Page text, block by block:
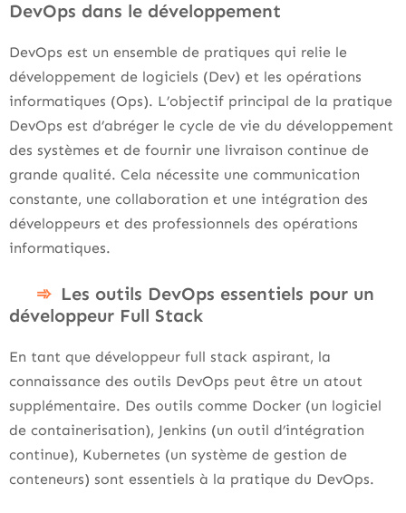
DevOps dans le développement
DevOps est un ensemble de pratiques qui relie le
développement de logiciels (Dev) et les opérations
informatiques (Ops). L’objectif principal de la pratique
DevOps est d’abréger le cycle de vie du développement
des systèmes et de fournir une livraison continue de
grande qualité. Cela nécessite une communication
constante, une collaboration et une intégration des
développeurs et des professionnels des opérations
informatiques.
Les outils DevOps essentiels pour un
développeur Full Stack
En tant que développeur full stack aspirant, la
connaissance des outils DevOps peut être un atout
supplémentaire. Des outils comme Docker (un logiciel
de containerisation), Jenkins (un outil d’intégration
continue), Kubernetes (un système de gestion de
conteneurs) sont essentiels à la pratique du DevOps.